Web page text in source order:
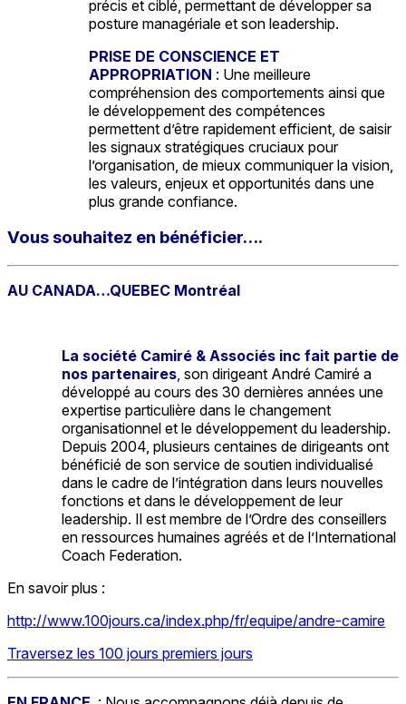
précis et ciblé, permettant de développer sa
posture managériale et son leadership.
PRISE DE CONSCIENCE ET
APPROPRIATION : Une meilleure
compréhension des comportements ainsi que
le développement des compétences
permettent d’être rapidement efficient, de saisir
les signaux stratégiques cruciaux pour
l’organisation, de mieux communiquer la vision,
les valeurs, enjeux et opportunités dans une
plus grande confiance.
Vous souhaitez en bénéficier….
AU CANADA…QUEBEC Montréal
La société Camiré & Associés inc fait partie de
nos partenaires, son dirigeant André Camiré a
développé au cours des 30 dernières années une
expertise particulière dans le changement
organisationnel et le développement du leadership.
Depuis 2004, plusieurs centaines de dirigeants ont
bénéficié de son service de soutien individualisé
dans le cadre de l’intégration dans leurs nouvelles
fonctions et dans le développement de leur
leadership. Il est membre de l’Ordre des conseillers
en ressources humaines agréés et de l’International
Coach Federation.
En savoir plus :
http://www.100jours.ca/index.php/fr/equipe/andre-camire
Traversez les 100 jours premiers jours